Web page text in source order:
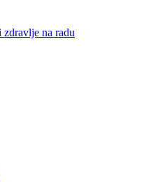
zdravlje na radu